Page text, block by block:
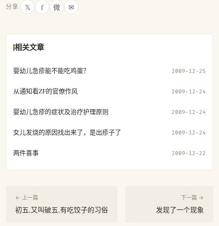
分享 𝕏 f 微 ✉
相关文章
婴幼儿急疹能不能吃鸡蛋？ 2009-12-25
从通知看ZF的官僚作风 2009-12-24
婴幼儿急疹的症状及治疗护理原则 2009-12-24
女儿发烧的原因找出来了，是出疹子了 2009-12-24
两件喜事 2009-12-22
← 上一篇
初五,又叫破五,有吃饺子的习俗
下一篇 →
发现了一个现象